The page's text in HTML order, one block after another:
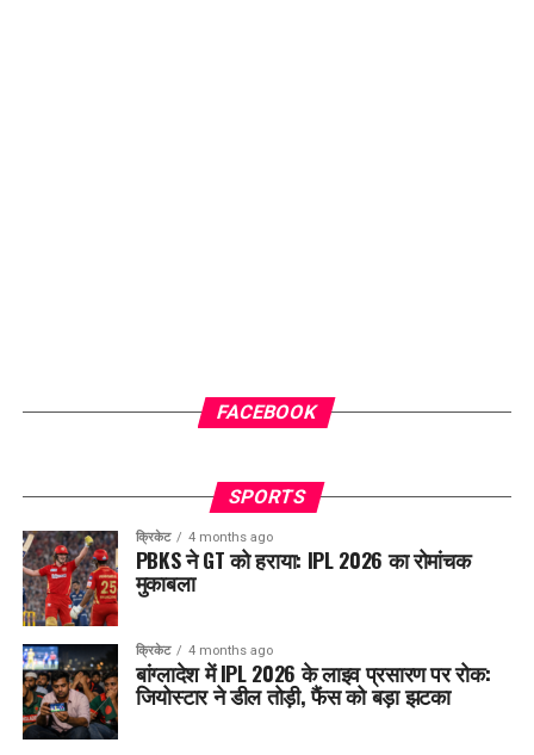
FACEBOOK
SPORTS
क्रिकेट 4 months ago
PBKS ने GT को हराया: IPL 2026 का रोमांचक
मुकाबला
क्रिकेट 4 months ago
बांग्लादेश में IPL 2026 के लाइव प्रसारण पर रोक:
जियोस्टार ने डील तोड़ी, फैंस को बड़ा झटका